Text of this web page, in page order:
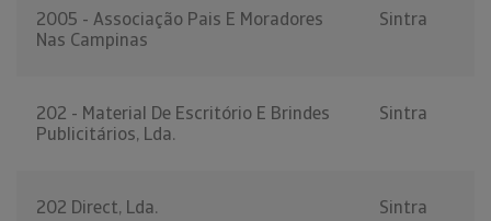
2005 - Associação Pais E Moradores
Nas Campinas
Sintra
202 - Material De Escritório E Brindes
Publicitários, Lda.
Sintra
202 Direct, Lda. Sintra